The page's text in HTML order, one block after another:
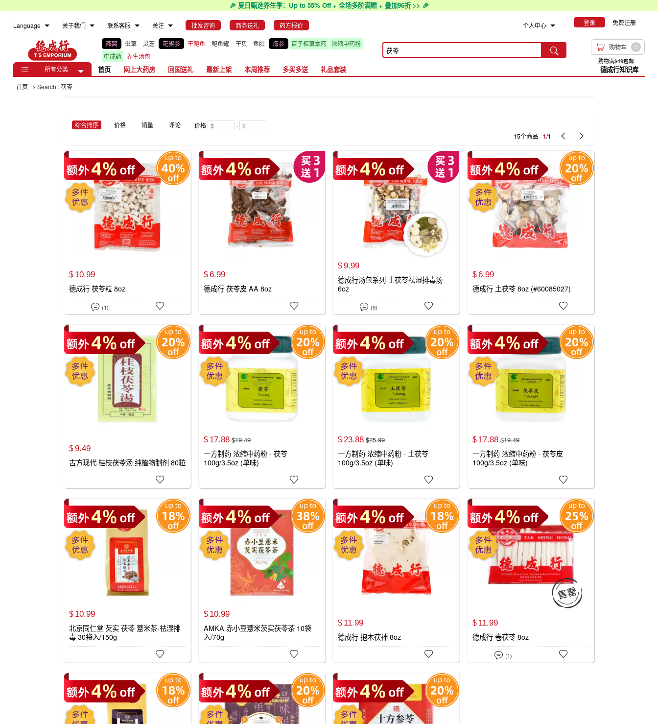
🎉 夏日甄选养生季：Up to 55% Off + 全场多阶满赠 + 叠加96折 >> 🎉
Language 关于我们 联系客服 关注 批发咨询 商务送礼 药方报价 个人中心 登录 免费注册
燕窝 虫草 灵芝 花旗参 干鲍鱼 鲍鱼罐 干贝 鱼肚 海参 百子柜草本药
浓缩中药粉
中成药
养生汤包   购物车 0
购物满$49包邮

所有分类 首页 网上大药房 回国送礼 最新上架 本周推荐 多买多送 礼品套装 德成行知识库
首页 > Search : 茯苓
综合排序 价格 销量 评论 价格
-
15个商品 1/1  
$ 10.99
德成行 茯苓粒 8oz
 (1) 
$6.99
德成行 茯苓皮 AA 8oz

$9.99
德成行汤包系列 土茯苓祛湿排毒汤
6oz
 (9) 
$6.99
德成行 土茯苓 8oz (#60085027)

$9.49
古方现代 桂枝茯苓汤 纯植物制剂 80粒

$ 17.88 $19.49
一方制药 浓缩中药粉 - 茯苓
100g/3.5oz (单味)

$23.88 $25.99
一方制药 浓缩中药粉 - 土茯苓
100g/3.5oz (单味)

$ 17.88 $19.49
一方制药 浓缩中药粉 - 茯苓皮
100g/3.5oz (单味)

$ 10.99
北京同仁堂 芡实 茯苓 薏米茶-祛湿排
毒 30袋入/150g

$ 10.99
AMKA 赤小豆薏米茨实茯苓茶 10袋
入/70g

$ 11.99
德成行 抱木茯神 8oz

$ 11.99
德成行 卷茯苓 8oz

 (1) 